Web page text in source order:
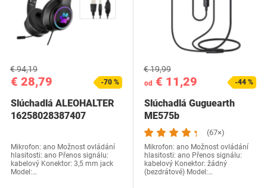
€ 28,79
€ 94,19
-70 %
Slúchadlá ALEOHALTER
16258028387407
Mikrofon: ano Možnost ovládání
hlasitosti: ano Přenos signálu:
kabelový Konektor: 3,5 mm jack
Model:…
od € 11,29
€ 19,99
-44 %
Slúchadlá Guguearth
ME575b
(67×)
Mikrofon: ano Možnost ovládání
hlasitosti: ano Přenos signálu:
kabelový Konektor: žádný
(bezdrátové) Model:…